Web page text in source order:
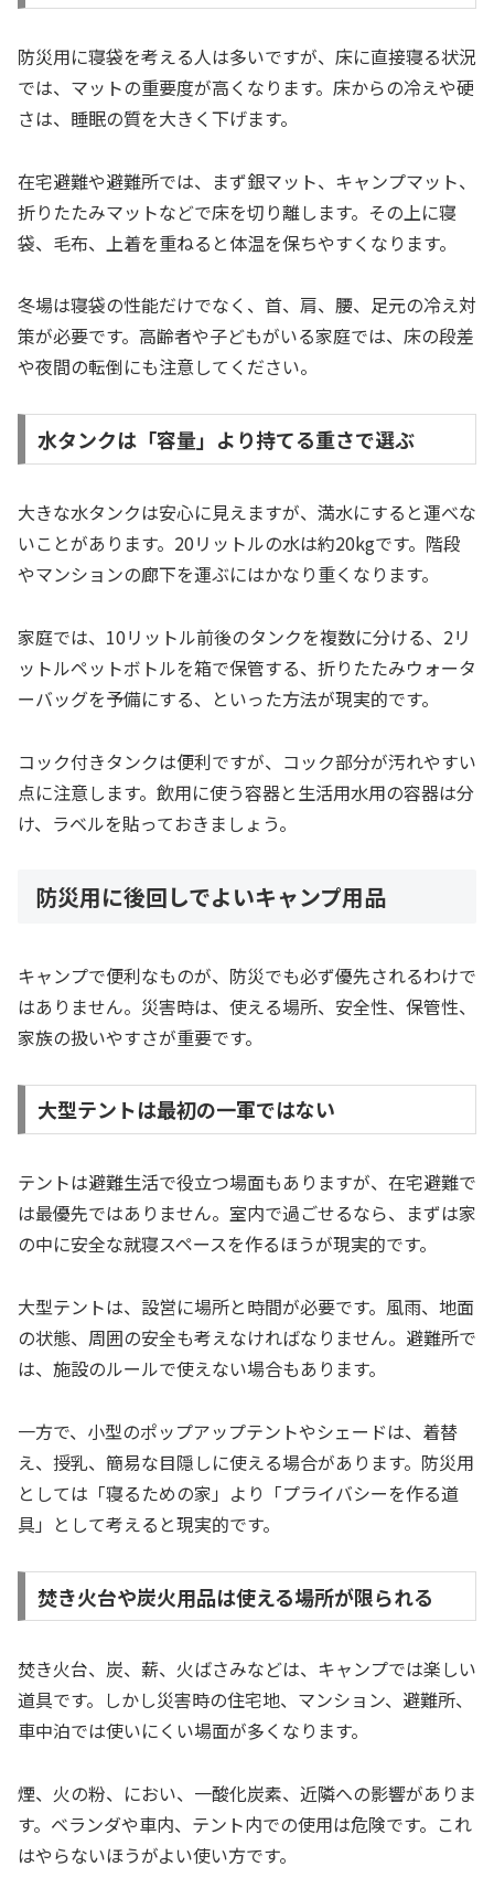
防災用に寝袋を考える人は多いですが、床に直接寝る状況
では、マットの重要度が高くなります。床からの冷えや硬
さは、睡眠の質を大きく下げます。
在宅避難や避難所では、まず銀マット、キャンプマット、
折りたたみマットなどで床を切り離します。その上に寝
袋、毛布、上着を重ねると体温を保ちやすくなります。
冬場は寝袋の性能だけでなく、首、肩、腰、足元の冷え対
策が必要です。高齢者や子どもがいる家庭では、床の段差
や夜間の転倒にも注意してください。
水タンクは「容量」より持てる重さで選ぶ
大きな水タンクは安心に見えますが、満水にすると運べな
いことがあります。20リットルの水は約20kgです。階段
やマンションの廊下を運ぶにはかなり重くなります。
家庭では、10リットル前後のタンクを複数に分ける、2リ
ットルペットボトルを箱で保管する、折りたたみウォータ
ーバッグを予備にする、といった方法が現実的です。
コック付きタンクは便利ですが、コック部分が汚れやすい
点に注意します。飲用に使う容器と生活用水用の容器は分
け、ラベルを貼っておきましょう。
防災用に後回しでよいキャンプ用品
キャンプで便利なものが、防災でも必ず優先されるわけで
はありません。災害時は、使える場所、安全性、保管性、
家族の扱いやすさが重要です。
大型テントは最初の一軍ではない
テントは避難生活で役立つ場面もありますが、在宅避難で
は最優先ではありません。室内で過ごせるなら、まずは家
の中に安全な就寝スペースを作るほうが現実的です。
大型テントは、設営に場所と時間が必要です。風雨、地面
の状態、周囲の安全も考えなければなりません。避難所で
は、施設のルールで使えない場合もあります。
一方で、小型のポップアップテントやシェードは、着替
え、授乳、簡易な目隠しに使える場合があります。防災用
としては「寝るための家」より「プライバシーを作る道
具」として考えると現実的です。
焚き火台や炭火用品は使える場所が限られる
焚き火台、炭、薪、火ばさみなどは、キャンプでは楽しい
道具です。しかし災害時の住宅地、マンション、避難所、
車中泊では使いにくい場面が多くなります。
煙、火の粉、におい、一酸化炭素、近隣への影響がありま
す。ベランダや車内、テント内での使用は危険です。これ
はやらないほうがよい使い方です。